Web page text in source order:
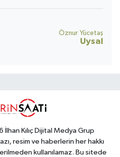
Öznur Yücetaş
Uysal
Kılıç Dijital Medya Grup
resim ve haberlerin her hakkı
kullanılamaz. Bu sitede